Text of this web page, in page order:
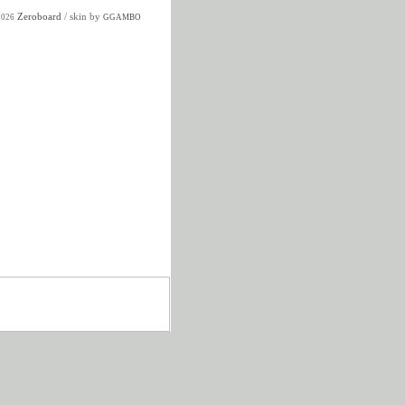
Zeroboard / skin by GGAMBO